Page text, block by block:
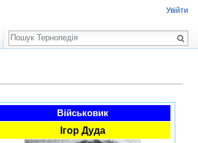
Військовик
Ігор Дуда
Увійти
Пошук